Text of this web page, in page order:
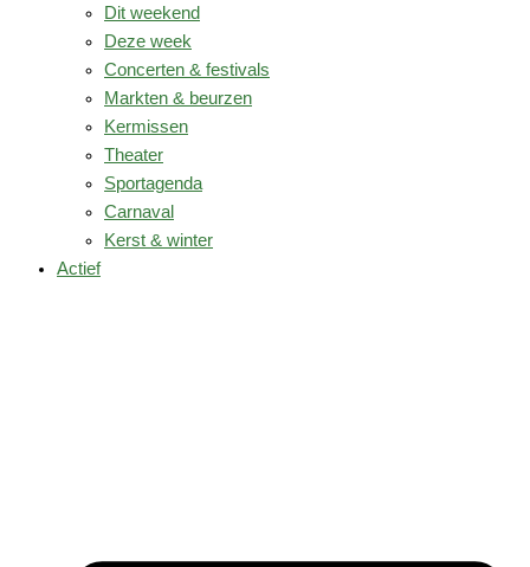
Dit weekend
Deze week
Concerten & festivals
Markten & beurzen
Kermissen
Theater
Sportagenda
Carnaval
Kerst & winter
Actief